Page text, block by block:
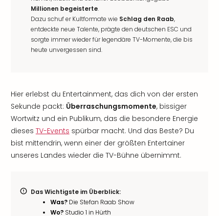
Millionen begeisterte.
Dazu schuf er Kultformate wie Schlag den Raab,
entdeckte neue Talente, prägte den deutschen ESC und
sorgte immer wieder für legendäre TV-Momente, die bis
heute unvergessen sind.
Hier erlebst du Entertainment, das dich von der ersten
Sekunde packt: Überraschungsmomente, bissiger
Wortwitz und ein Publikum, das die besondere Energie
dieses TV-Events spürbar macht. Und das Beste? Du
bist mittendrin, wenn einer der größten Entertainer
unseres Landes wieder die TV-Bühne übernimmt.
Das Wichtigste im Überblick:
Was? Die Stefan Raab Show
Wo? Studio 1 in Hürth